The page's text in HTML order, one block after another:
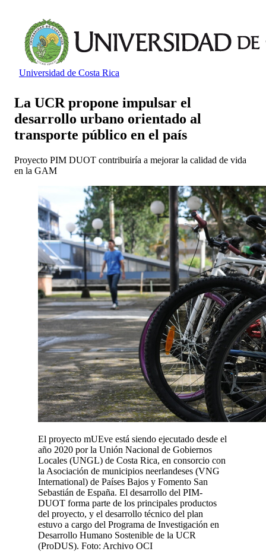
Universidad de Costa Rica
La UCR propone impulsar el
desarrollo urbano orientado al
transporte público en el país
Proyecto PIM DUOT contribuiría a mejorar la calidad de vida
en la GAM
El proyecto mUEve está siendo ejecutado desde el
año 2020 por la Unión Nacional de Gobiernos
Locales (UNGL) de Costa Rica, en consorcio con
la Asociación de municipios neerlandeses (VNG
International) de Países Bajos y Fomento San
Sebastián de España. El desarrollo del PIM-
DUOT forma parte de los principales productos
del proyecto, y el desarrollo técnico del plan
estuvo a cargo del Programa de Investigación en
Desarrollo Humano Sostenible de la UCR
(ProDUS). Foto: Archivo OCI